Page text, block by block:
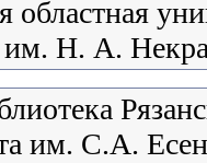
областная
им. Н. А.
им. С.А.